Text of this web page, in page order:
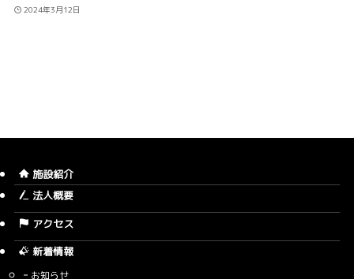
2024年3月12日
施設紹介
法人概要
アクセス
新着情報
お知らせ